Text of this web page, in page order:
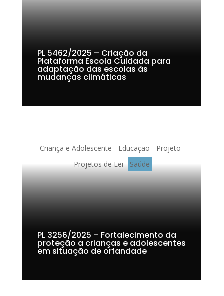
PL 5462/2025 – Criação da
Plataforma Escola Cuidada para
adaptação das escolas às
mudanças climáticas
Criança e Adolescente Educação
Projeto
Projetos de Lei
Saúde
PL 3256/2025 – Fortalecimento da
proteção a crianças e adolescentes
em situação de orfandade